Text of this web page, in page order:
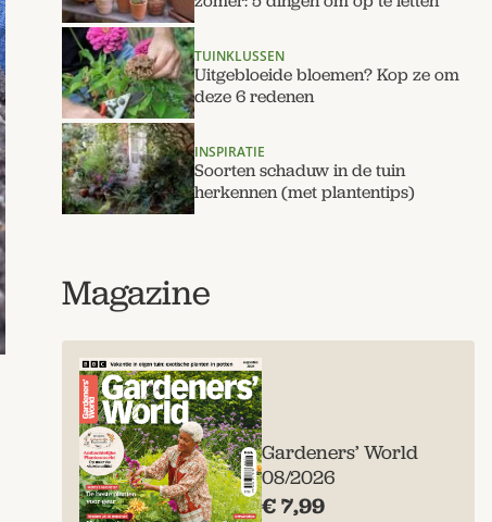
TUINKLUSSEN
Uitgebloeide bloemen? Kop ze om
deze 6 redenen
INSPIRATIE
Soorten schaduw in de tuin
herkennen (met plantentips)
Magazine
Gardeners’ World
08/2026
€ 7,99